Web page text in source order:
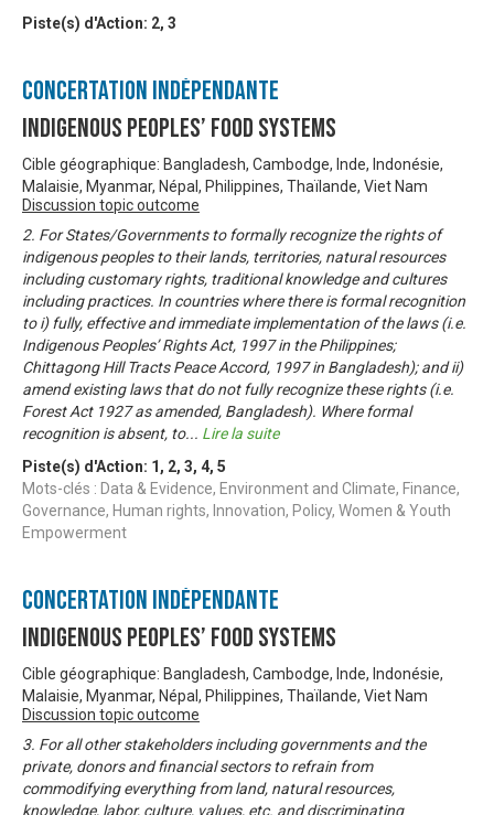
Piste(s) d'Action: 2, 3
Concertation Indépendante
Indigenous Peoples’ Food Systems
Cible géographique: Bangladesh, Cambodge, Inde, Indonésie,
Malaisie, Myanmar, Népal, Philippines, Thaïlande, Viet Nam
Discussion topic outcome
2. For States/Governments to formally recognize the rights of
indigenous peoples to their lands, territories, natural resources
including customary rights, traditional knowledge and cultures
including practices. In countries where there is formal recognition
to i) fully, effective and immediate implementation of the laws (i.e.
Indigenous Peoples’ Rights Act, 1997 in the Philippines;
Chittagong Hill Tracts Peace Accord, 1997 in Bangladesh); and ii)
amend existing laws that do not fully recognize these rights (i.e.
Forest Act 1927 as amended, Bangladesh). Where formal
recognition is absent, to... Lire la suite
Piste(s) d'Action: 1 , 2, 3, 4, 5
Mots-clés : Data & Evidence, Environment and Climate, Finance,
Governance, Human rights, Innovation, Policy, Women & Youth
Empowerment
Concertation Indépendante
Indigenous Peoples’ Food Systems
Cible géographique: Bangladesh, Cambodge, Inde, Indonésie,
Malaisie, Myanmar, Népal, Philippines, Thaïlande, Viet Nam
Discussion topic outcome
3. For all other stakeholders including governments and the
private, donors and financial sectors to refrain from
commodifying everything from land, natural resources,
knowledge, labor, culture, values, etc. and discriminating